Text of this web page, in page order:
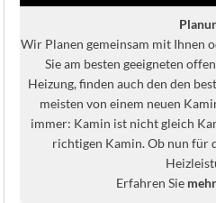
Wir Planen gemeinsam mit Ihnen
Sie am besten geeigneten
Heizung, finden auch den den
meisten von einem neuen
immer: Kamin ist nicht gleich
richtigen Kamin. Ob nun für
Erfahren Sie